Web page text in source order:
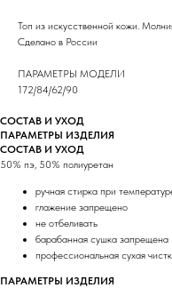
Топ из искусственной кожи.
Сделано в России
ПАРАМЕТРЫ МОДЕЛИ
172/84/62/90
СОСТАВ И УХОД
ПАРАМЕТРЫ ИЗДЕЛИЯ
СОСТАВ И УХОД
50% пэ, 50% полиуретан
ручная стирка при
глажение запрещено
не отбеливать
барабанная сушка запрещена
профессиональная сухая
ПАРАМЕТРЫ ИЗДЕЛИЯ